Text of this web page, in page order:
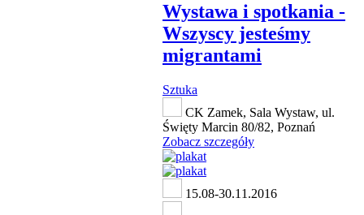
Wystawa i spotkania -
Wszyscy jesteśmy
migrantami
Sztuka
CK Zamek, Sala Wystaw, ul.
Święty Marcin 80/82, Poznań
Zobacz szczegóły
15.08-30.11.2016